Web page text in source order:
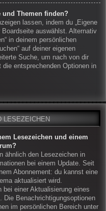
und Themen finden?
lassen, indem du „Eigene
auswählst. Alternativ
in deinem persönlichen
auf deiner eigenen
Suche, um nach von dir
entsprechenden Optionen in
LESEZEICHEN
Lesezeichen und einem
ähnlich den Lesezeichen in
bei einem Update. Seit
Abonnement: du kannst eine
aktualisiert wird.
bei einer Aktualisierung eines
Die Benachrichtigungsoptionen
im persönlichen Bereich unter